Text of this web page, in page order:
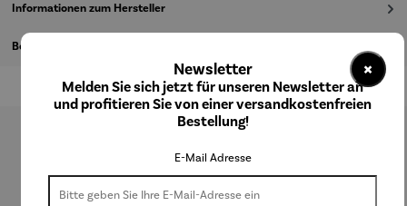
Informationen zum Hersteller
Bewertungen
Kunden kauften auch
×
Newsletter
Melden Sie sich jetzt für unseren Newsletter an
und profitieren Sie von einer versandkostenfreien
Bestellung!
E-Mail Adresse